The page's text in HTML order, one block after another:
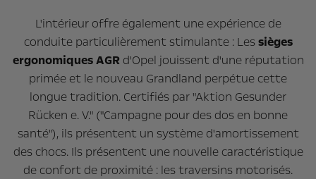
L'intérieur offre également une expérience de
conduite particulièrement stimulante : Lessièges
ergonomiques AGR d'Opel jouissent d'une réputation
primée et le nouveau Grandland perpétue cette
longue tradition. Certifiés par "Aktion Gesunder
Rücken e. V." ("Campagne pour des dos en bonne
santé"), ils présentent un système d'amortissement
des chocs. Ils présentent une nouvelle caractéristique
de confort de proximité : les traversins motorisés.